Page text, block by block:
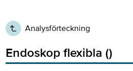
Analysförteckning
Endoskop flexibla ()